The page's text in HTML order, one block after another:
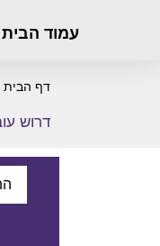
עמוד הבית
דף הבית
דרוש